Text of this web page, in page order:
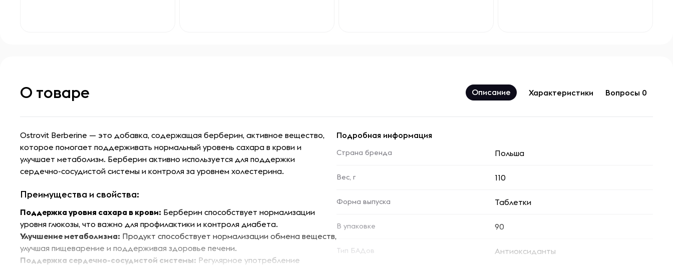
О товаре Описание Характеристики Вопросы 0
Ostrovit Berberine — это добавка, содержащая берберин, активное вещество,
которое помогает поддерживать нормальный уровень сахара в крови и
улучшает метаболизм. Берберин активно используется для поддержки
сердечно-сосудистой системы и контроля за уровнем холестерина.
Преимущества и свойства:
Поддержка уровня сахара в крови: Берберин способствует нормализации
уровня глюкозы, что важно для профилактики и контроля диабета.
Улучшение метаболизма: Продукт способствует нормализации обмена веществ,
улучшая пищеварение и поддерживая здоровье печени.
Поддержка сердечно-сосудистой системы: Регулярное употребление
Подробная информация
Страна бренда Польша
Вес, г 110
Форма выпуска Таблетки
В упаковке 90
Тип БАДов Антиоксиданты